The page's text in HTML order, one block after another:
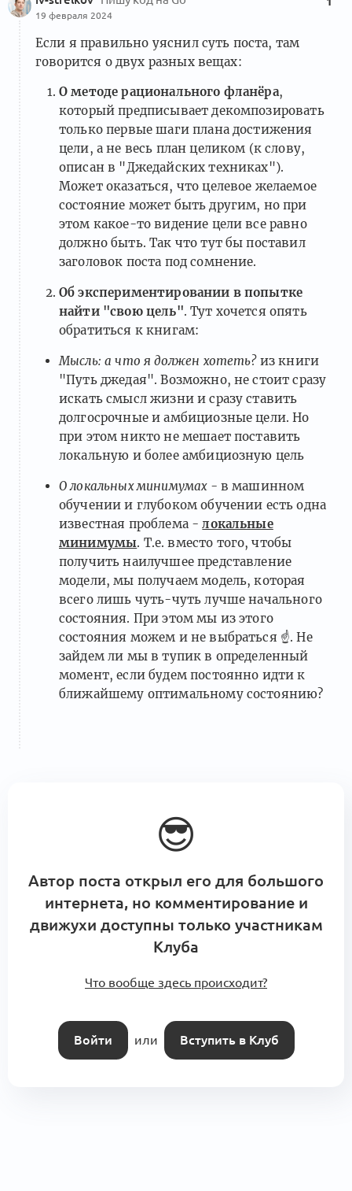
19 февраля 2024
Если я правильно уяснил суть поста, там
говорится о двух разных вещах:
О методе рационального фланёра,
который предписывает декомпозировать
только первые шаги плана достижения
цели, а не весь план целиком (к слову,
описан в "Джедайских техниках").
Может оказаться, что целевое желаемое
состояние может быть другим, но при
этом какое-то видение цели все равно
должно быть. Так что тут бы поставил
заголовок поста под сомнение.
Об экспериментировании в попытке
найти "свою цель". Тут хочется опять
обратиться к книгам:
Мысль: а что я должен хотеть?из книги
"Путь джедая". Возможно, не стоит сразу
искать смысл жизни и сразу ставить
долгосрочные и амбициозные цели. Но
при этом никто не мешает поставить
локальную и более амбициозную цель
О локальных минимумах- в машинном
обучении и глубоком обучении есть одна
известная проблема -локальные
минимумы. Т.е. вместо того, чтобы
получить наилучшее представление
модели, мы получаем модель, которая
всего лишь чуть-чуть лучше начального
состояния. При этом мы из этого
состояния можем и не выбраться ☝️. Не
зайдем ли мы в тупик в определенный
момент, если будем постоянно идти к
ближайшему оптимальному состоянию?
😎
Автор поста открыл его для большого
интернета, но комментирование и
движухи доступны только участникам
Клуба
Что вообще здесь происходит?
Войти или Вступить в Клуб